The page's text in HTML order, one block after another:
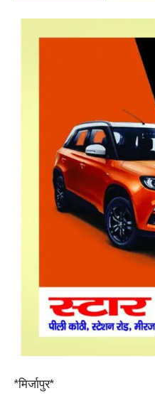
*मिर्जापुर*